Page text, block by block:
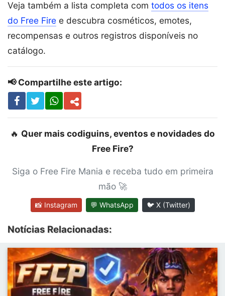
Veja também a lista completa com todos os itens
do Free Fire e descubra cosméticos, emotes,
recompensas e outros registros disponíveis no
catálogo.
📢 Compartilhe este artigo:
🔥 Quer mais codiguins, eventos e novidades do
Free Fire?
Siga o Free Fire Mania e receba tudo em primeira
mão 🚀
📸 Instagram 💬 WhatsApp 🐦 X (Twitter)
Notícias Relacionadas: